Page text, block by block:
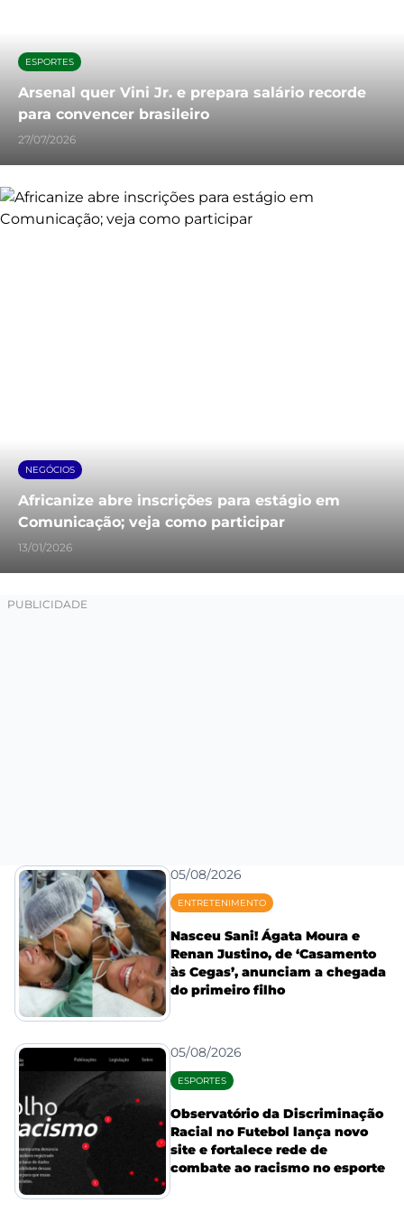
ESPORTES
Arsenal quer Vini Jr. e prepara salário recorde
para convencer brasileiro
27/07/2026
NEGÓCIOS
Africanize abre inscrições para estágio em
Comunicação; veja como participar
13/01/2026
05/08/2026
ENTRETENIMENTO
Nasceu Sani! Ágata Moura e
Renan Justino, de ‘Casamento
às Cegas’, anunciam a chegada
do primeiro filho
05/08/2026
ESPORTES
Observatório da Discriminação
Racial no Futebol lança novo
site e fortalece rede de
combate ao racismo no esporte